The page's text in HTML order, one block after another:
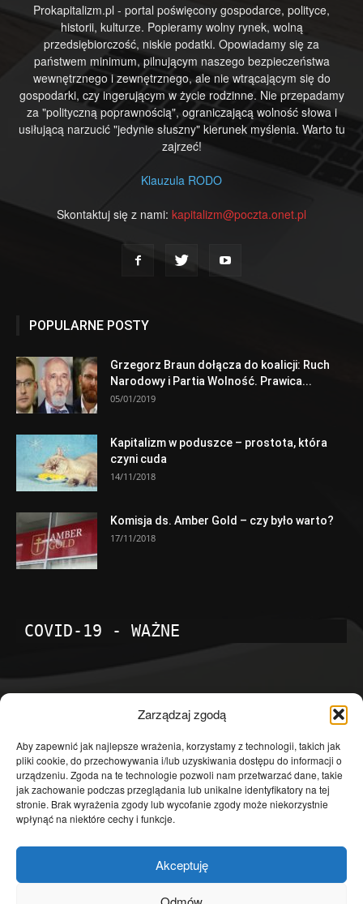
Zarządzaj zgodą
Aby zapewnić jak najlepsze wrażenia, korzystamy z technologii, takich jak
pliki cookie, do przechowywania i/lub uzyskiwania dostępu do informacji o
urządzeniu. Zgoda na te technologie pozwoli nam przetwarzać dane, takie
jak zachowanie podczas przeglądania lub unikalne identyfikatory na tej
stronie. Brak wyrażenia zgody lub wycofanie zgody może niekorzystnie
wpłynąć na niektóre cechy i funkcje.
Akceptuję
Prokapitalizm.pl - portal poświęcony gospodarce, polityce,
historii, kulturze. Popieramy wolny rynek, wolną
przedsiębiorczość, niskie podatki. Opowiadamy się za
państwem minimum, pilnującym naszego bezpieczeństwa
wewnętrznego i zewnętrznego, ale nie wtrącającym się do
gospodarki, czy ingerującym w życie rodzinne. Nie przepadamy
za "polityczną poprawnością", ograniczającą wolność słowa i
usiłującą narzucić "jedynie słuszny" kierunek myślenia. Warto tu
zajrzeć!
Klauzula RODO
Skontaktuj się z nami: kapitalizm@poczta.onet.pl
POPULARNE POSTY
Grzegorz Braun dołącza do koalicji: Ruch
Narodowy i Partia Wolność. Prawica...
05/01/2019
Kapitalizm w poduszce – prostota, która
czyni cuda
14/11/2018
Komisja ds. Amber Gold – czy było warto?
17/11/2018
COVID-19 - WAŻNE
Temat dnia
4601
Publicystyka
4363
Polityka
3639
Polska
Społeczeństwo
2823